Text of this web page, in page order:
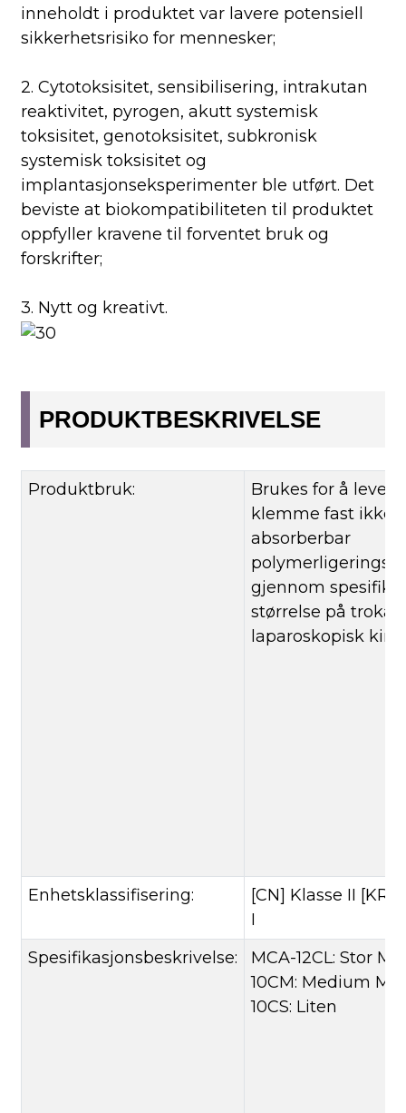
inneholdt i produktet var lavere potensiell
sikkerhetsrisiko for mennesker;
2. Cytotoksisitet, sensibilisering, intrakutan
reaktivitet, pyrogen, akutt systemisk
toksisitet, genotoksisitet, subkronisk
systemisk toksisitet og
implantasjonseksperimenter ble utført. Det
beviste at biokompatibiliteten til produktet
oppfyller kravene til forventet bruk og
forskrifter;
3. Nytt og kreativt.
PRODUKTBESKRIVELSE
Produktbruk:
Brukes for å
klemme fast ikke-
absorberbar
gjennom spesifikk
størrelse på trokar
laparoskopisk
Enhetsklassifisering:
[CN] Klasse II [KR]
I
Spesifikasjonsbeskrivelse:
MCA-12CL: Stor
10CM: Medium
10CS: Liten